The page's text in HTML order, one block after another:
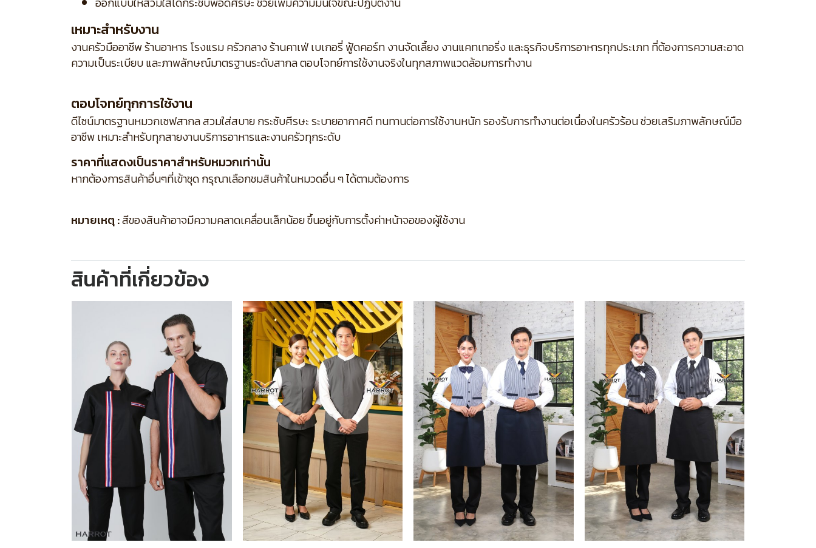
เหมาะสำหรับงาน
งานครัวมืออาชีพ ร้านอาหาร โรงแรม ครัวกลาง ร้านคาเฟ่ เบเกอรี่ ฟู้ดคอร์ท งานจัดเลี้ยง งานแคทเทอริ่ง และธุรกิจบริการอาหารทุกประเภท ที่ต้องการความสะอาด
ความเป็นระเบียบ และภาพลักษณ์มาตรฐานระดับสากล ตอบโจทย์การใช้งานจริงในทุกสภาพแวดล้อมการทำงาน
ตอบโจทย์ทุกการใช้งาน
ดีไซน์มาตรฐานหมวกเชฟสากล สวมใส่สบาย กระชับศีรษะ ระบายอากาศดี ทนทานต่อการใช้งานหนัก รองรับการทำงานต่อเนื่องในครัวร้อน ช่วยเสริมภาพลักษณ์มือ
อาชีพ เหมาะสำหรับทุกสายงานบริการอาหารและงานครัวทุกระดับ
ราคาที่แสดงเป็นราคาสำหรับหมวกเท่านั้น
หากต้องการสินค้าอื่นๆที่เข้าชุด กรุณาเลือกชมสินค้าในหมวดอื่น ๆ ได้ตามต้องการ
หมายเหตุ :สีของสินค้าอาจมีความคลาดเคลื่อนเล็กน้อย ขึ้นอยู่กับการตั้งค่าหน้าจอของผู้ใช้งาน
สินค้าที่เกี่ยวข้อง